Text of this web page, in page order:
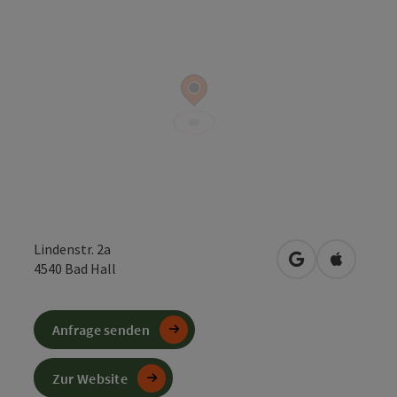
Lindenstr. 2a
4540 Bad Hall in Googlein Apple
Anfrage senden
Zur Website